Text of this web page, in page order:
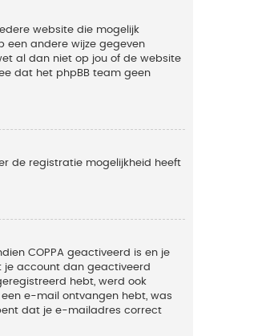
website die mogelijk
een andere wijze gegeven
al dan niet op jou of de website
dat het phpBB team geen
de registratie mogelijkheid heeft
COPPA geactiveerd is en je
je account dan geactiveerd
hebt, werd ook
e-mail ontvangen hebt, was
dat je e-mailadres correct